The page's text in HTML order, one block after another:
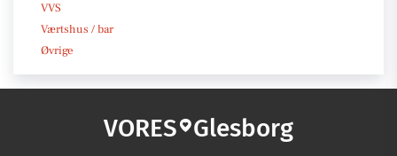
VVS
Værtshus / bar
Øvrige
VORES Glesborg